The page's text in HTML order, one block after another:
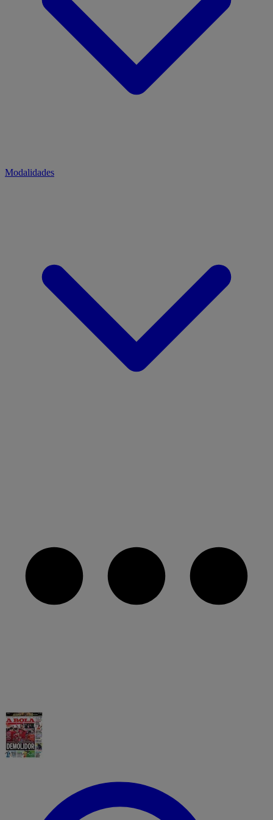
Modalidades